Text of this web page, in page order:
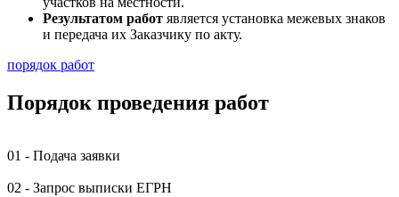
Результатом работ является установка межевых знаков
и передача их Заказчику по акту.
порядок работ
Порядок проведения работ
01 - Подача заявки
02 - Запрос выписки ЕГРН